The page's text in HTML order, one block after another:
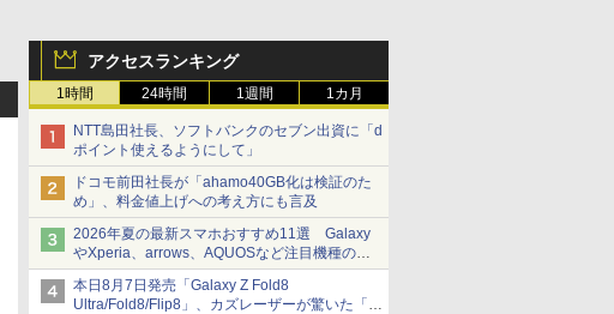
アクセスランキング
1時間 24時間 1週間 1カ月
NTT島田社長、ソフトバンクのセブン出資に「d
ポイント使えるようにして」
ドコモ前田社長が「ahamo40GB化は検証のた
め」、料金値上げへの考え方にも言及
2026年夏の最新スマホおすすめ11選 Galaxy
やXperia、arrows、AQUOSなど注目機種の特
徴は
本日8月7日発売「Galaxy Z Fold8
Ultra/Fold8/Flip8」、カズレーザーが驚いた「そ